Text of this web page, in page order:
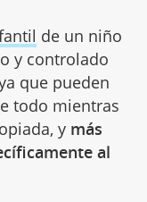
de un niño
y controlado
que pueden
todo mientras
y más
al